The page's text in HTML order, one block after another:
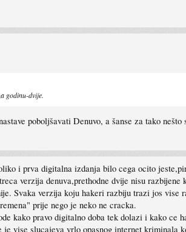
godinu-dvije.
poboljšavati Denuvo, a šanse za tako
i prva digitalna izdanja bilo cega ocito
verzija denuva,prethodne dvije nisu
Svaka verzija koju hakeri razbiju trazi jos
prije nego je neko ne cracka.
kako pravo digitalno doba tek dolazi i kako
vise slucajeva vrlo opasnog internet